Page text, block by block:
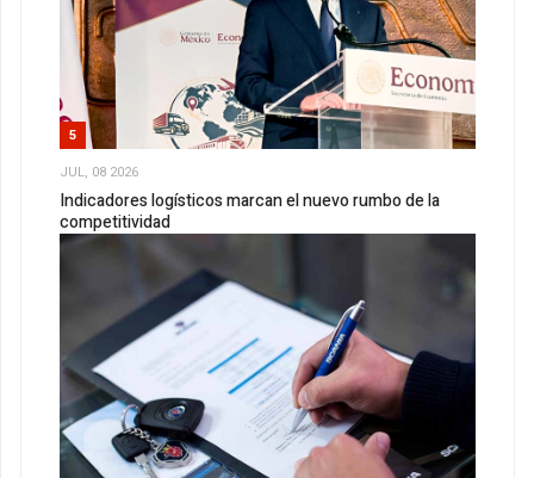
5
JUL, 08 2026
Indicadores logísticos marcan el nuevo rumbo de la
competitividad